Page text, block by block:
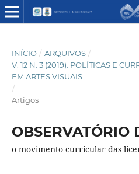
INÍCIO / ARQUIVOS /
V. 12 N. 3 (2019): POLÍTICAS E
EM ARTES VISUAIS
/
Artigos
OBSERVATÓRIO
o movimento curricular das